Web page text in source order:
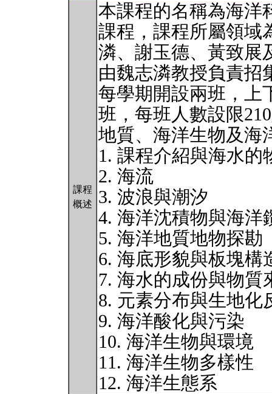
課程
概述
本課程的名稱為海洋
課程，課程所屬領域
潾、謝玉德、黃致展
由魏志潾教授負責招
每學期開設兩班，上
班，每班人數設限
地質、海洋生物及海
1. 課程介紹與海水的
2. 海流
3. 波浪與潮汐
4. 海洋沈積物與海洋
5. 海洋地質地物探勘
6. 海底形貌與板塊構
7. 海水的成份與物質
8. 元素分布與生地化
9. 海洋酸化與污染
10. 海洋生物與環境
11. 海洋生物多樣性
12. 海洋生態系